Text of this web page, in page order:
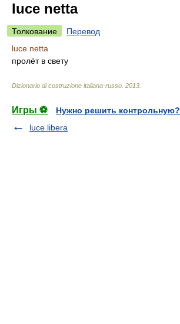
luce netta
Толкование
Перевод
luce netta
пролёт в свету
Dizionario di costruzione italiana-russo 2013
Игры ⚽
Нужно решить контрольную?
luce libera